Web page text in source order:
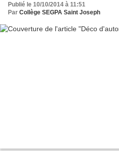
Publié le 10/10/2014 à 11:51
Par Collège SEGPA Saint Joseph